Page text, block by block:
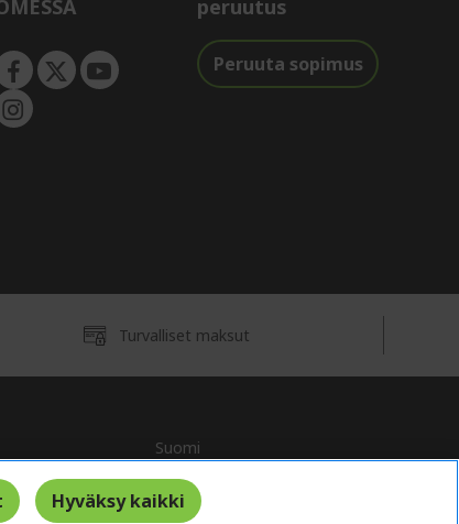
peruutus
Peruuta sopimus
Turvalliset maksut
Suomi
Hyväksy kaikki